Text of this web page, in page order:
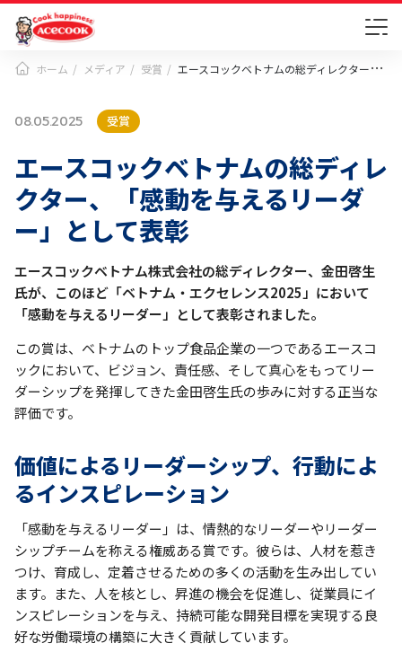
ホーム メディア 受賞 エースコックベトナムの総ディレクター、「感動を与えるリーダー」として表彰
08.05.2025 受賞
エースコックベトナムの総ディレ
クター、「感動を与えるリーダ
ー」として表彰
エースコックベトナム株式会社の総ディレクター、金田啓生
氏が、このほど「ベトナム・エクセレンス2025」において
「感動を与えるリーダー」として表彰されました。
この賞は、ベトナムのトップ食品企業の一つであるエースコ
ックにおいて、ビジョン、責任感、そして真心をもってリー
ダーシップを発揮してきた金田啓生氏の歩みに対する正当な
評価です。
価値によるリーダーシップ、行動によ
るインスピレーション
「感動を与えるリーダー」は、情熱的なリーダーやリーダー
シップチームを称える権威ある賞です。彼らは、人材を惹き
つけ、育成し、定着させるための多くの活動を生み出してい
ます。また、人を核とし、昇進の機会を促進し、従業員にイ
ンスピレーションを与え、持続可能な開発目標を実現する良
好な労働環境の構築に大きく貢献しています。